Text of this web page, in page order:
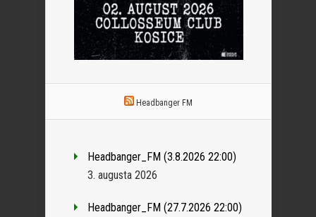
Headbanger FM
Headbanger_FM (3.8.2026 22:00)
3. augusta 2026
Headbanger_FM (27.7.2026 22:00)